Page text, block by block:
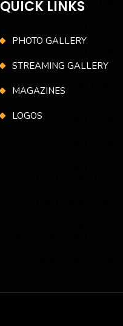
QUICK LINKS
PHOTO GALLERY
STREAMING GALLERY
MAGAZINES
LOGOS